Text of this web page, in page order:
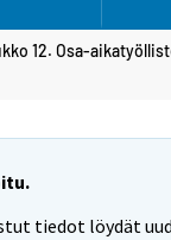
12. Osa-
tiedot löydät